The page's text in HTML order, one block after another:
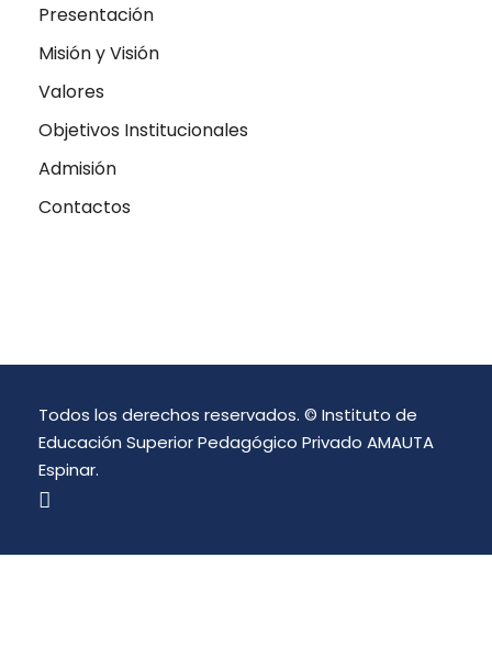
Presentación
Misión y Visión
Valores
Objetivos Institucionales
Admisión
Contactos
Todos los derechos reservados. © Instituto de
Educación Superior Pedagógico Privado AMAUTA
Espinar.